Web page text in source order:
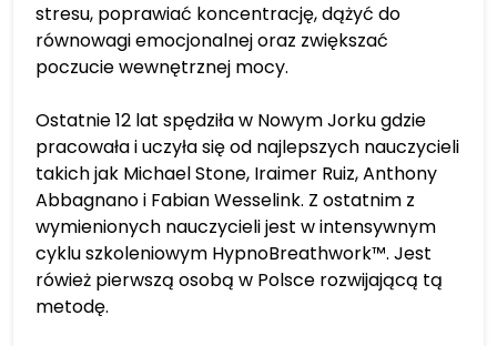
stresu, poprawiać koncentrację, dążyć do
równowagi emocjonalnej oraz zwiększać
poczucie wewnętrznej mocy.
Ostatnie 12 lat spędziła w Nowym Jorku gdzie
pracowała i uczyła się od najlepszych nauczycieli
takich jak Michael Stone, Iraimer Ruiz, Anthony
Abbagnano i Fabian Wesselink. Z ostatnim z
wymienionych nauczycieli jest w intensywnym
cyklu szkoleniowym HypnoBreathwork™. Jest
rówież pierwszą osobą w Polsce rozwijającą tą
metodę.